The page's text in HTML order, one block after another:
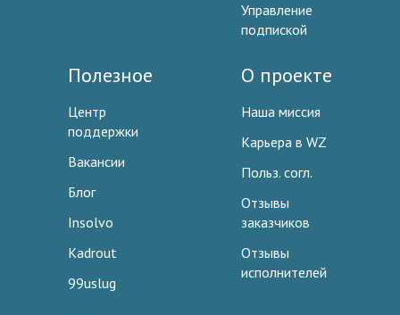
Управление
подпиской
Полезное
Центр
поддержки
Вакансии
Блог
Insolvo
Kadrout
99uslug
О проекте
Наша миссия
Карьера в WZ
Польз. согл.
Отзывы
заказчиков
Отзывы
исполнителей